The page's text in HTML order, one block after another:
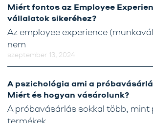
Miért fontos az Employee
vállalatok sikeréhez?
szeptember 13, 2024
Az employee experience
nem
A pszichológia ami a
Miért és hogyan vásárolunk?
A próbavásárlás sokkal több, mint
termékek